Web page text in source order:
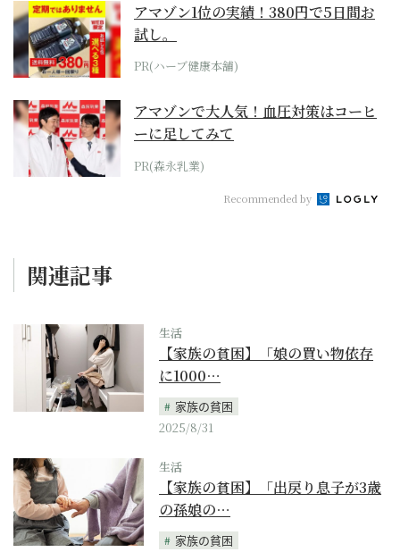
アマゾン1位の実績！380円で5日間お
試し。
PR(ハーブ健康本舗)
アマゾンで大人気！血圧対策はコーヒ
ーに足してみて
PR(森永乳業)
Recommended by
関連記事
生活
【家族の貧困】「娘の買い物依存
に1000…
家族の貧困
2025/8/31
生活
【家族の貧困】「出戻り息子が3歳
の孫娘の…
家族の貧困